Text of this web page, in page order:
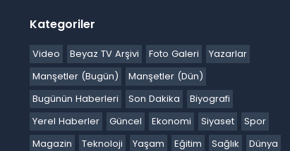
Kategoriler
Video Beyaz TV Arşivi Foto Galeri
Yazarlar
Manşetler (Bugün)
Manşetler (Dün)
Bugünün Haberleri
Son Dakika
Biyografi
Yerel Haberler
Güncel Ekonomi Siyaset
Spor
Magazin
Teknoloji Yaşam Eğitim Sağlık
Dünya